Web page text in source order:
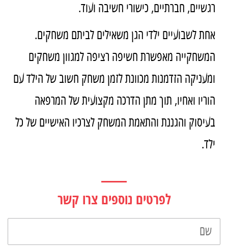
רגשיים, חברתיים, כישורי חשיבה ועוד.
אחת לשבועיים ילדי הגן משאילים לביתם משחקים.
המשחקייה מאפשרת חשיפה רציפה למגוון משחקים
ומעניקה הזדמנות מכוונת לזמן משחק חשוב של הילד עם
הוריו ואחיו, תוך מתן הדרכה מקצועית של המרפאה
בעיסוק והגננת והתאמת המשחק לצרכיו האישיים של כל
ילד.
לפרטים נוספים צרו קשר